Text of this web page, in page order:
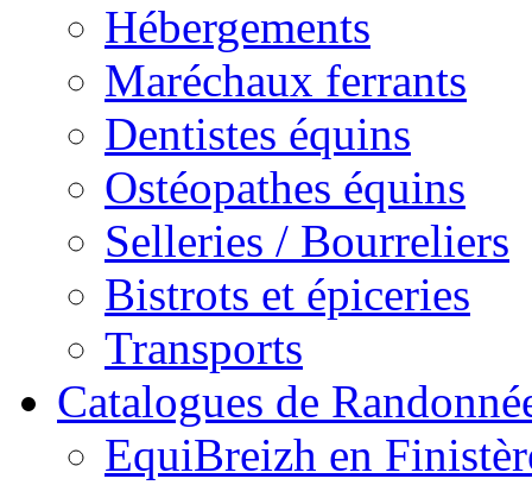
Hébergements
Maréchaux ferrants
Dentistes équins
Ostéopathes équins
Selleries / Bourreliers
Bistrots et épiceries
Transports
Catalogues de
EquiBreizh en